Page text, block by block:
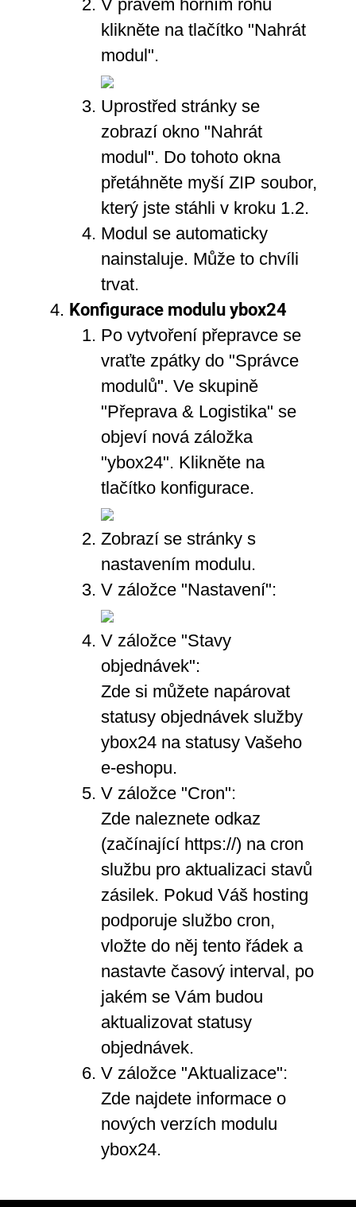
V pravém horním rohu
klikněte na tlačítko "Nahrát
modul".
Uprostřed stránky se
zobrazí okno "Nahrát
modul". Do tohoto okna
přetáhněte myší ZIP soubor,
který jste stáhli v kroku 1.2.
Modul se automaticky
nainstaluje. Může to chvíli
trvat.
Konfigurace modulu ybox24
Po vytvoření přepravce se
vraťte zpátky do "Správce
modulů". Ve skupině
"Přeprava & Logistika" se
objeví nová záložka
"ybox24". Klikněte na
tlačítko konfigurace.
Zobrazí se stránky s
nastavením modulu.
V záložce "Nastavení":
V záložce "Stavy
objednávek":
Zde si můžete napárovat
statusy objednávek služby
ybox24 na statusy Vašeho
e-eshopu.
V záložce "Cron":
Zde naleznete odkaz
(začínající https://) na cron
službu pro aktualizaci stavů
zásilek. Pokud Váš hosting
podporuje službo cron,
vložte do něj tento řádek a
nastavte časový interval, po
jakém se Vám budou
aktualizovat statusy
objednávek.
V záložce "Aktualizace":
Zde najdete informace o
nových verzích modulu
ybox24.